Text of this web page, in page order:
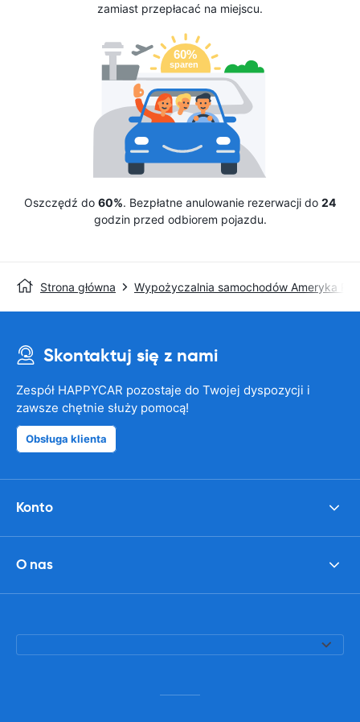
zamiast przepłacać na miejscu.
Oszczędź do 60%. Bezpłatne anulowanie rezerwacji do 24
godzin przed odbiorem pojazdu.
Strona główna Wypożyczalnia samochodów Ameryka
Skontaktuj się z nami
Zespół HAPPYCAR pozostaje do Twojej dyspozycji i
zawsze chętnie służy pomocą!
Obsługa klienta
Konto
O nas